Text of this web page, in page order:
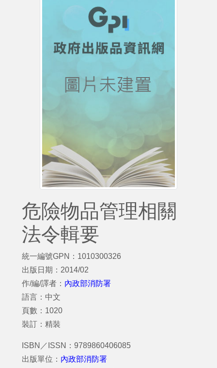
危險物品管理相關
法令輯要
統一編號GPN：1010300326
出版日期：2014/02
作/編/譯者： 內政部消防署
語言：中文
頁數：1020
裝訂：精裝
ISBN／ISSN：9789860406085
出版單位： 內政部消防署